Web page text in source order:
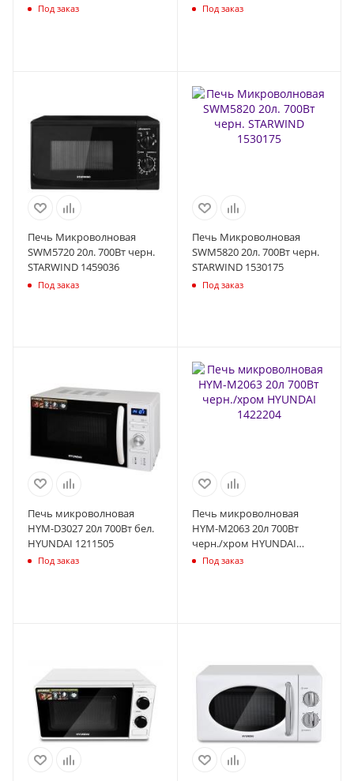
Под заказ Под заказ
Печь Микроволновая
SWM5720 20л. 700Вт черн.
STARWIND 1459036
Под заказ
Печь Микроволновая
SWM5820 20л. 700Вт черн.
STARWIND 1530175
Под заказ
Печь микроволновая
HYM-D3027 20л 700Вт бел.
HYUNDAI 1211505
Под заказ
Печь микроволновая
HYM-M2063 20л 700Вт
черн./хром HYUNDAI
1422204
Под заказ